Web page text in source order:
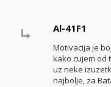
Al-41F1
Motivacija je
kako cujem od
uz neke
najbolje, za